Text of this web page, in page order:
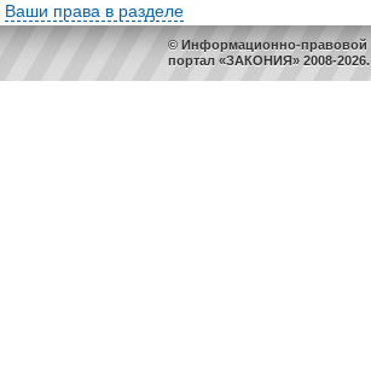
Ваши права в разделе
© Информационно-правовой
портал «ЗАКОНИЯ» 2008-2026.